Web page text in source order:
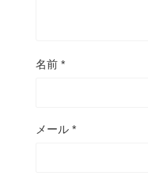
名前 *
メール *